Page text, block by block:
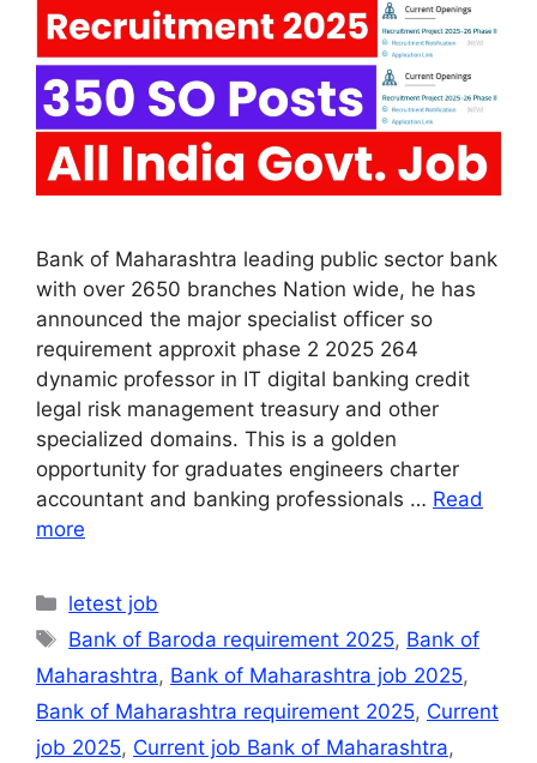
Bank of Maharashtra leading public sector bank
with over 2650 branches Nation wide, he has
announced the major specialist officer so
requirement approxit phase 2 2025 264
dynamic professor in IT digital banking credit
legal risk management treasury and other
specialized domains. This is a golden
opportunity for graduates engineers charter
accountant and banking professionals … Read
more
Categories
letest job
Tags
Bank of Baroda requirement 2025, Bank of
Maharashtra, Bank of Maharashtra job 2025,
Bank of Maharashtra requirement 2025, Current
job 2025, Current job Bank of Maharashtra,